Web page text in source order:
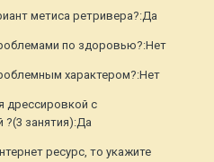
метиса ретривера?:Да
по здоровью?:Нет
характером?:Нет
дрессировкой с
?(3 занятия):Да
ресурс, то укажите